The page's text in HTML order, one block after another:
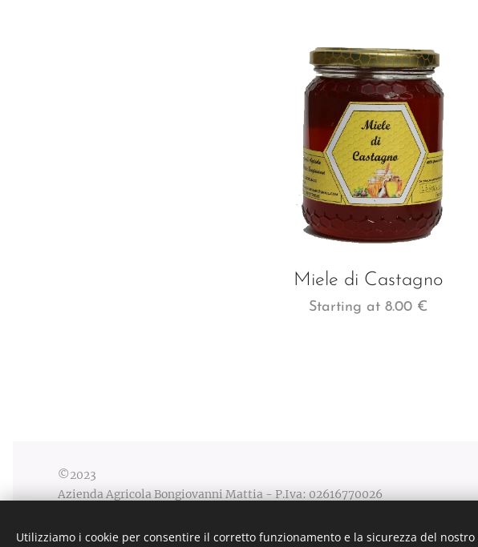
Miele di Castagno
Starting at 8.00€
©2023
Azienda Agricola Bongiovanni Mattia - P.Iva: 02616770026
Termini e condizioni
Utilizziamo i cookie per consentire il corretto funzionamento e la sicurezza del nostro